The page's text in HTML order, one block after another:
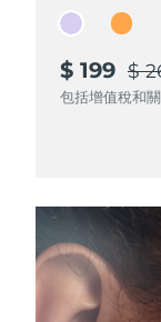
$ 199 $
包括增值稅和
$ 199 $
包括增值稅和
$ 199 $
包括增值稅和
羅馬尼亞
俄羅斯
斯洛伐克
斯洛維尼亞